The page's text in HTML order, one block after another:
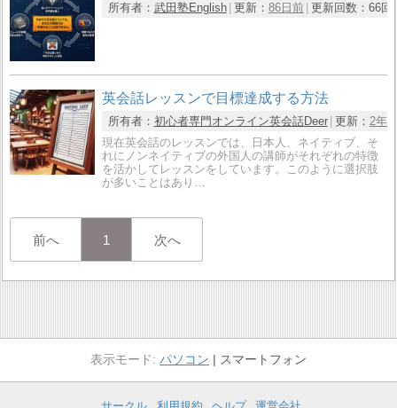
所有者： 武田塾English 更新： 86日前 更新回数： 66回
英会話レッスンで目標達成する方法
所有者： 初心者専門オンライン英会話Deer 更新： 2年4
現在英会話のレッスンでは、日本人、ネイティブ、そ
れにノンネイティブの外国人の講師がそれぞれの特徴
を活かしてレッスンをしています。このように選択肢
が多いことはあり…
前へ 1 次へ
パソコン スマートフォン